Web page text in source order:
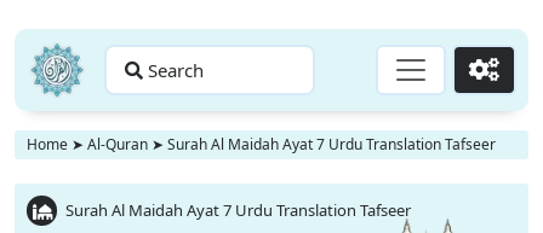
Search Go
Home ➤ Al-Quran ➤ Surah Al Maidah Ayat 7 Urdu Translation Tafseer
Surah Al Maidah Ayat 7 Urdu Translation Tafseer